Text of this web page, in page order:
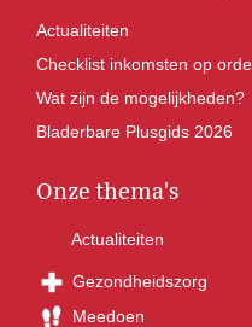
Actualiteiten
Checklist inkomsten op orde
Wat zijn de mogelijkheden?
Bladerbare Plusgids 2026
Onze thema's
Actualiteiten
Gezondheidszorg
Meedoen